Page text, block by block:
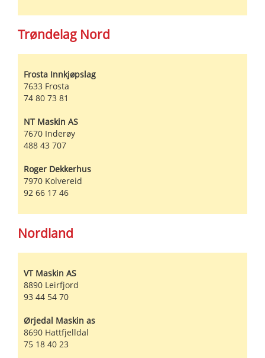
Trøndelag Nord
Frosta Innkjøpslag
7633 Frosta
74 80 73 81
NT Maskin AS
7670 Inderøy
488 43 707
Roger Dekkerhus
7970 Kolvereid
92 66 17 46
Nordland
VT Maskin AS
8890 Leirfjord
93 44 54 70
Ørjedal Maskin as
8690 Hattfjelldal
75 18 40 23